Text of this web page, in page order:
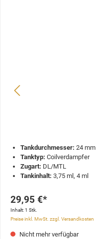
Tankdurchmesser: 24 mm
Tanktyp: Coilverdampfer
Zugart: DL/MTL
Tankinhalt: 3,75 ml, 4 ml
29,95 €*
Inhalt:1 Stk.
Preise inkl. MwSt. zzgl. Versandkosten
Nicht mehr verfügbar